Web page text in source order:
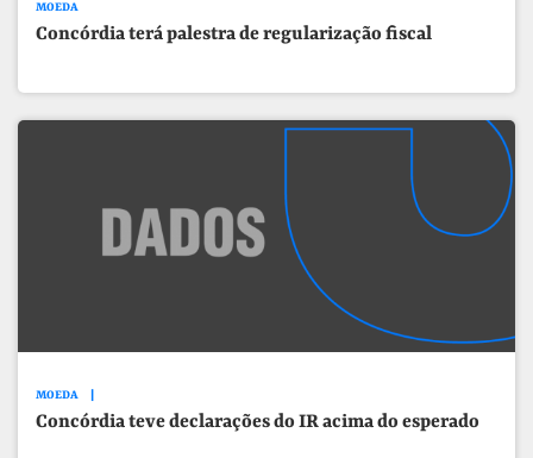
MOEDA
Concórdia terá palestra de regularização fiscal
MOEDA
Concórdia teve declarações do IR acima do esperado